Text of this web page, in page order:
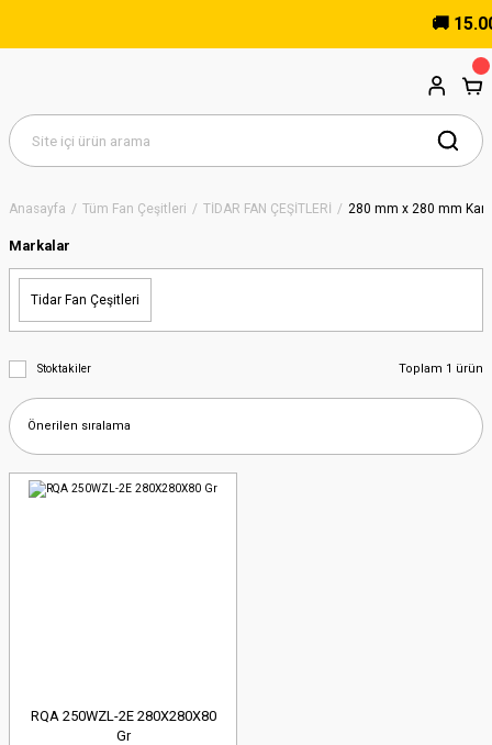
🚚
Anasayfa Tüm Fan Çeşitleri TİDAR FAN ÇEŞİTLERİ 280 mm x 280 mm
Markalar
Tidar Fan Çeşitleri
Stoktakiler Toplam 1 ürün
RQA 250WZL-2E 280X280X80
Gr